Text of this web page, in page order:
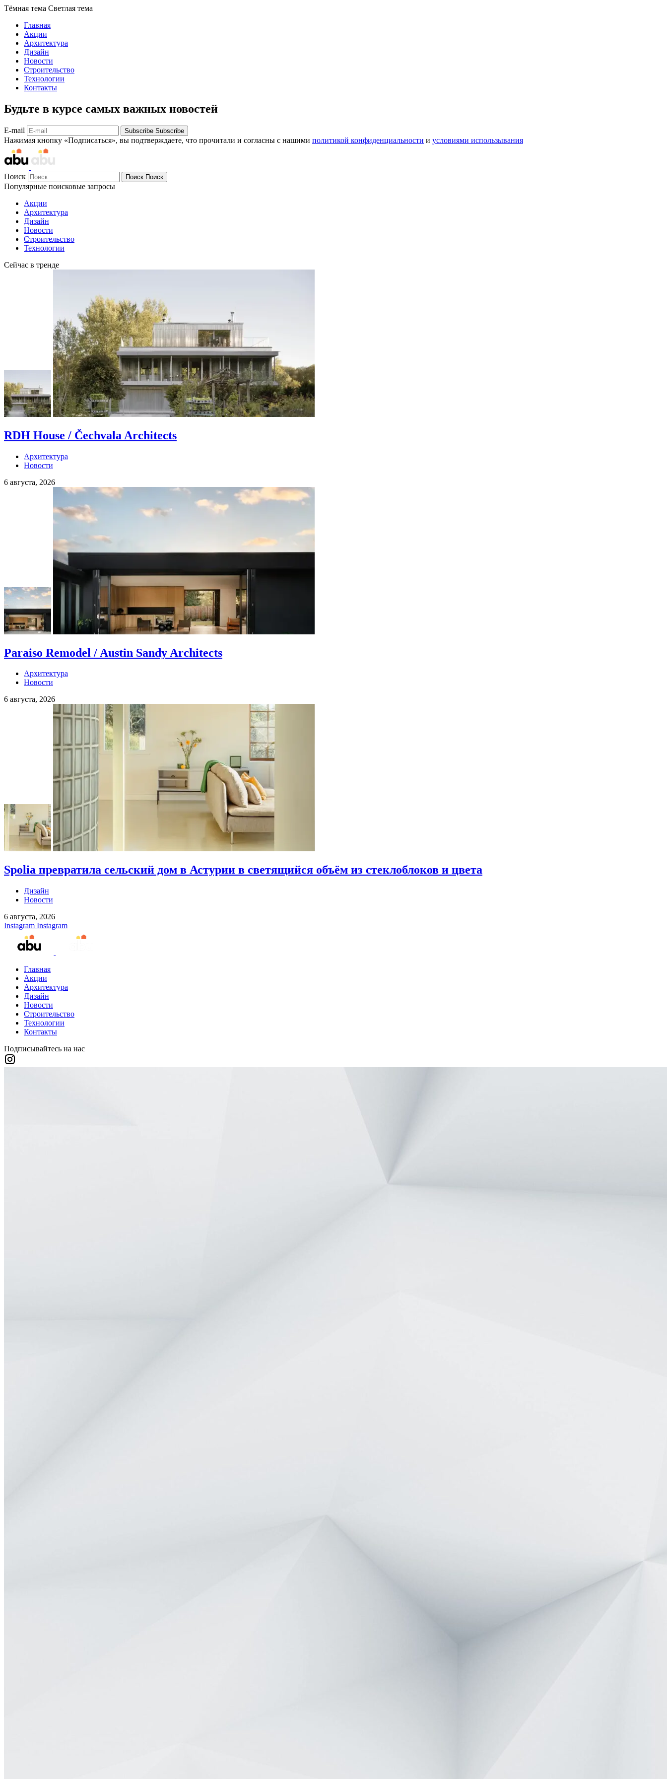
Тёмная тема Светлая тема
Главная
Акции
Архитектура
Дизайн
Новости
Строительство
Технологии
Контакты
Будьте в курсе самых важных новостей
E-mail Subscribe Subscribe
Нажимая кнопку «Подписаться», вы подтверждаете, что прочитали и согласны с нашими политикой конфиденциальности и условиями использывания
Поиск Поиск Поиск
Популярные поисковые запросы
Акции
Архитектура
Дизайн
Новости
Строительство
Технологии
Сейчас в тренде
RDH House / Čechvala Architects
Архитектура
Новости
6 августа, 2026
Paraiso Remodel / Austin Sandy Architects
Архитектура
Новости
6 августа, 2026
Spolia превратила сельский дом в Астурии в светящийся объём из стеклоблоков и цвета
Дизайн
Новости
6 августа, 2026
Instagram Instagram
Главная
Акции
Архитектура
Дизайн
Новости
Строительство
Технологии
Контакты
Подписывайтесь на нас